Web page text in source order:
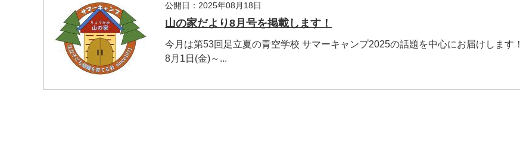
公開日：2025年08月18日
山の家だより8月号を掲載します！
今月は第53回足立夏の青空学校 サマーキャンプ2025の話題を中心にお届けします！
8月1日(金)～...